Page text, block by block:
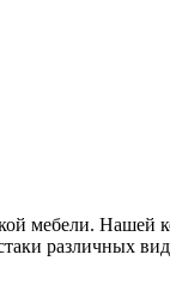
мебели. Нашей
различных